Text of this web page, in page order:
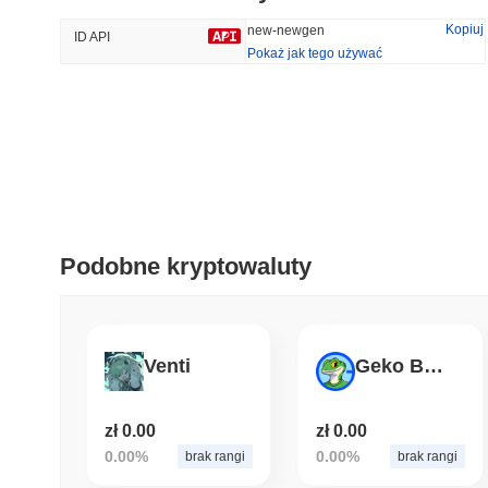
ID API new-newgen
Kopiuj
Pokaż jak tego używać
Podobne kryptowaluty
Venti
zł 0.00
0.00% brak rangi
Geko Base
zł 0.00
0.00% brak rangi